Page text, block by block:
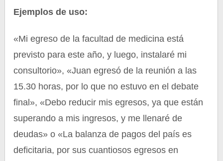
Ejemplos de uso:
«Mi egreso de la facultad de medicina está
previsto para este año, y luego, instalaré mi
consultorio», «Juan egresó de la reunión a las
15.30 horas, por lo que no estuvo en el debate
final», «Debo reducir mis egresos, ya que están
superando a mis ingresos, y me llenaré de
deudas» o «La balanza de pagos del país es
deficitaria, por sus cuantiosos egresos en